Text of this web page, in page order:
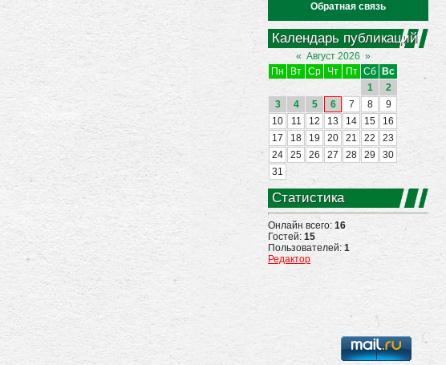
Обратная связь
Календарь публикаций
« Август 2026 »
Пн
Вт Ср Чт Пт Сб
Вс
1
2
3
4 5 6 7 8
9
10
11 12 13 14 15
16
17
18 19 20 21 22
23
24
25 26 27 28 29
30
31
Статистика
Онлайн всего: 16
Гостей: 15
Пользователей: 1
Редактор